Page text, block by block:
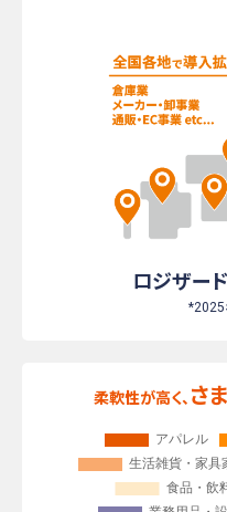
ロジザー
*2025
柔軟性が高く、 さ